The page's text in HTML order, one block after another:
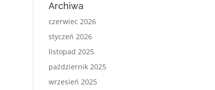
Archiwa
czerwiec 2026
styczeń 2026
listopad 2025
październik 2025
wrzesień 2025